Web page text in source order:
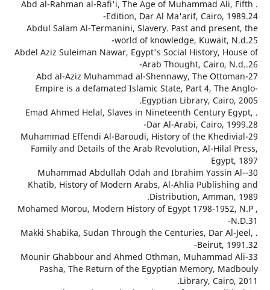
. Abd al-Rahman al-Rafi'i, The Age of Muhammad
Edition, Dar Al Ma'arif, Cairo,
Abdul Salam Al-Termanini, Slavery. Past and
world of knowledge, Kuwait,
Abdel Aziz Suleiman Nawar, Egypt's Social History,
Arab Thought, Cairo,
27-Abd al-Aziz Muhammad al-Shennawy, The
Empire is a defamated Islamic State, Part 4, The
Egyptian Library,
. Emad Ahmed Helal, Slaves in Nineteenth Century
Dar Al-Arabi, Cairo,
29-Muhammad Effendi Al-Baroudi, History of the
Family and Details of the Arab Revolution, Al-Hilal
30-Muhammad Abdullah Odah and Ibrahim
Khatib, History of Modern Arabs, Al-Ahlia
Distribution,
Mohamed Morou, Modern History of Egypt 1798-
. Makki Shabika, Sudan Through the Centuries, Dar
Beirut,
33-Mounir Ghabbour and Ahmed Othman,
Pasha, The Return of the Egyptian Memory,
Library,